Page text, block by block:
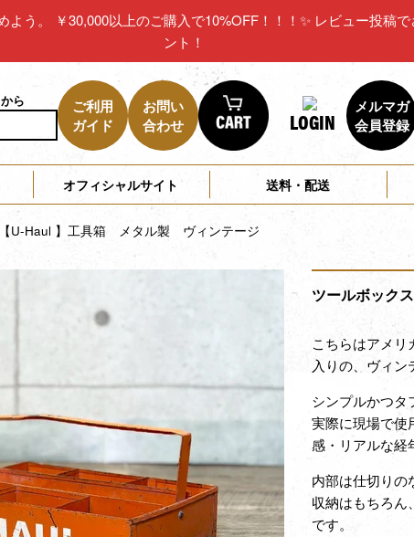
よう。 ￥30,000以上のご購入で10%OFF！！！✨ レビュー投稿
ント！
ら
ご利用
ガイド
お問い
合わせ
LOGIN
メルマガ
会員登録
オフィシャルサイト 送料・配送
U-Haul 】工具箱 メタル製 ヴィンテージ
ツールボック
こちらはアメ
入りの、ヴィン
シンプルかつタ
実際に現場で使
感・リアルな経
内部は仕切りの
収納はもちろん
です。